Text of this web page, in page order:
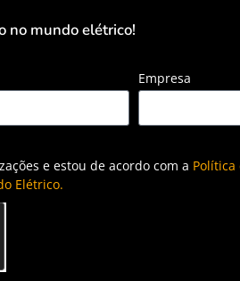
no mundo elétrico!
Empresa
e estou de acordo com a Política
Elétrico.